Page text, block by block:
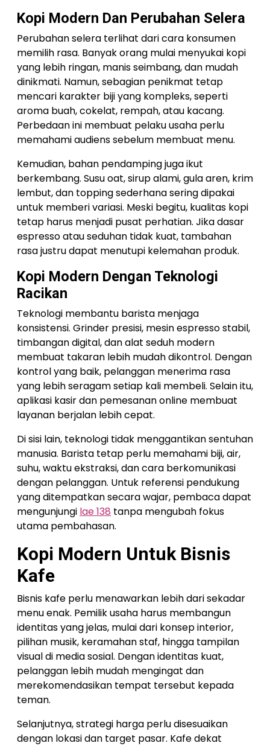
Kopi Modern Dan Perubahan Selera
Perubahan selera terlihat dari cara konsumen
memilih rasa. Banyak orang mulai menyukai kopi
yang lebih ringan, manis seimbang, dan mudah
dinikmati. Namun, sebagian penikmat tetap
mencari karakter biji yang kompleks, seperti
aroma buah, cokelat, rempah, atau kacang.
Perbedaan ini membuat pelaku usaha perlu
memahami audiens sebelum membuat menu.
Kemudian, bahan pendamping juga ikut
berkembang. Susu oat, sirup alami, gula aren, krim
lembut, dan topping sederhana sering dipakai
untuk memberi variasi. Meski begitu, kualitas kopi
tetap harus menjadi pusat perhatian. Jika dasar
espresso atau seduhan tidak kuat, tambahan
rasa justru dapat menutupi kelemahan produk.
Kopi Modern Dengan Teknologi
Racikan
Teknologi membantu barista menjaga
konsistensi. Grinder presisi, mesin espresso stabil,
timbangan digital, dan alat seduh modern
membuat takaran lebih mudah dikontrol. Dengan
kontrol yang baik, pelanggan menerima rasa
yang lebih seragam setiap kali membeli. Selain itu,
aplikasi kasir dan pemesanan online membuat
layanan berjalan lebih cepat.
Di sisi lain, teknologi tidak menggantikan sentuhan
manusia. Barista tetap perlu memahami biji, air,
suhu, waktu ekstraksi, dan cara berkomunikasi
dengan pelanggan. Untuk referensi pendukung
yang ditempatkan secara wajar, pembaca dapat
mengunjungi lae 138 tanpa mengubah fokus
utama pembahasan.
Kopi Modern Untuk Bisnis
Kafe
Bisnis kafe perlu menawarkan lebih dari sekadar
menu enak. Pemilik usaha harus membangun
identitas yang jelas, mulai dari konsep interior,
pilihan musik, keramahan staf, hingga tampilan
visual di media sosial. Dengan identitas kuat,
pelanggan lebih mudah mengingat dan
merekomendasikan tempat tersebut kepada
teman.
Selanjutnya, strategi harga perlu disesuaikan
dengan lokasi dan target pasar. Kafe dekat